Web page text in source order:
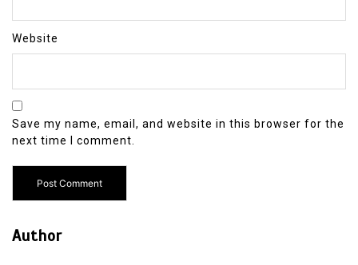
Website
Save my name, email, and website in this browser for the
next time I comment.
Author